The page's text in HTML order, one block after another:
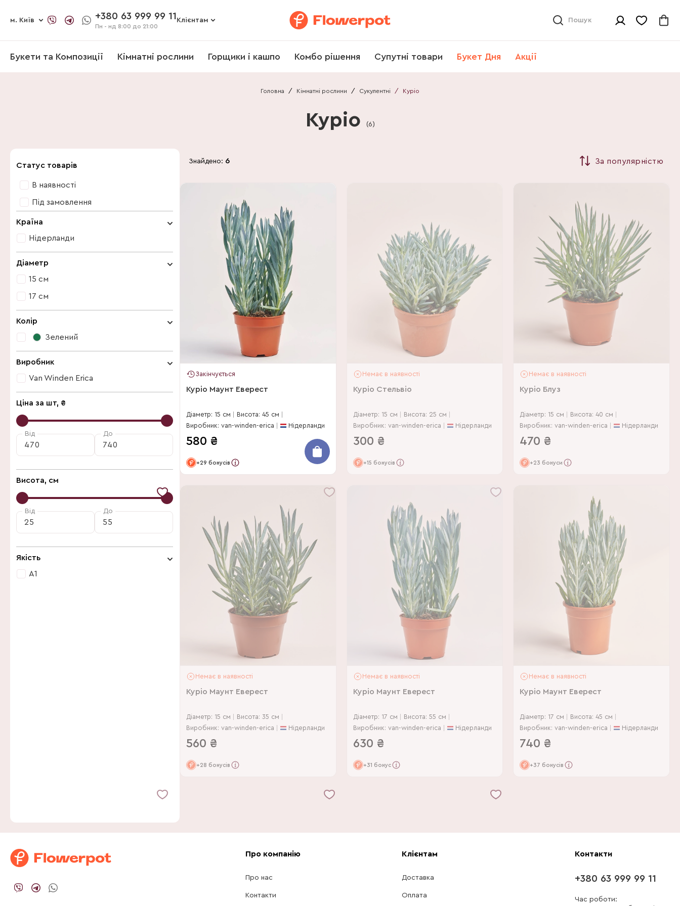
м. Київ +380 63 999 99 11
Пн - нд 8:00 до 21:00
Клієнтам Пошук
Букети та Композиції Кімнатні рослини Горщики і кашпо Комбо рішення Супутні товари Букет Дня Акції
Головна / Кімнатні рослини / Сукулентні / Куріо
Куріо (6)
Статус товарів
В наявності
Під замовлення
Країна
Нідерланди
Діаметр
15 см
17 см
Колір
Зелений
Виробник
Van Winden Erica
Ціна за шт, ₴
Від До
Висота, см
Від До
Якість
А1
Знайдено: 6 За популярністю
Закінчується
Куріо Маунт Еверест
Діаметр: 15 см
Висота: 45 см
Виробник: van-winden-erica
Нідерланди
580 ₴
+29 бонусів
Немає в наявності
Куріо Стельвіо
Діаметр: 15 см
Висота: 25 см
Виробник: van-winden-erica
Нідерланди
300 ₴
+15 бонусів
Немає в наявності
Куріо Блуз
Діаметр: 15 см
Висота: 40 см
Виробник: van-winden-erica
Нідерланди
470 ₴
+23 бонуси
Немає в наявності
Куріо Маунт Еверест
Діаметр: 15 см
Висота: 35 см
Виробник: van-winden-erica
Нідерланди
560 ₴
+28 бонусів
Немає в наявності
Куріо Маунт Еверест
Діаметр: 17 см
Висота: 55 см
Виробник: van-winden-erica
Нідерланди
630 ₴
+31 бонус
Немає в наявності
Куріо Маунт Еверест
Діаметр: 17 см
Висота: 45 см
Виробник: van-winden-erica
Нідерланди
740 ₴
+37 бонусів
Про компанію
Про нас
Контакти
Клієнтам
Доставка
Оплата
Контакти
+380 63 999 99 11
Час роботи: